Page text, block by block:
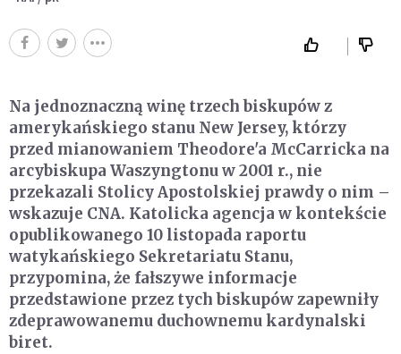
Na jednoznaczną winę trzech biskupów z
amerykańskiego stanu New Jersey, którzy
przed mianowaniem Theodore'a McCarricka na
arcybiskupa Waszyngtonu w 2001 r., nie
przekazali Stolicy Apostolskiej prawdy o nim –
wskazuje CNA. Katolicka agencja w kontekście
opublikowanego 10 listopada raportu
watykańskiego Sekretariatu Stanu,
przypomina, że fałszywe informacje
przedstawione przez tych biskupów zapewniły
zdeprawowanemu duchownemu kardynalski
biret.